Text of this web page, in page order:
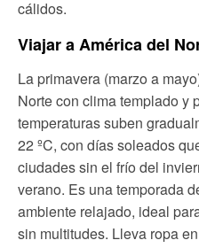
cálidos.
Viajar a América del
La primavera (marzo a
Norte con clima templado y
temperaturas suben
22 ºC, con días soleados
ciudades sin el frío del
verano. Es una temporada
ambiente relajado, ideal
sin multitudes. Lleva ropa